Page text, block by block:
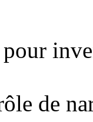
de